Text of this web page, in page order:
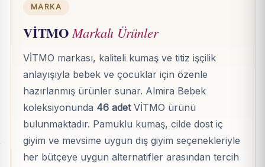
MARKA
VİTMOMarkalı Ürünler
VİTMO markası, kaliteli kumaş ve titiz işçilik
anlayışıyla bebek ve çocuklar için özenle
hazırlanmış ürünler sunar. Almira Bebek
koleksiyonunda 46 adetVİTMO ürünü
bulunmaktadır. Pamuklu kumaş, cilde dost iç
giyim ve mevsime uygun dış giyim seçenekleriyle
her bütçeye uygun alternatifler arasından tercih